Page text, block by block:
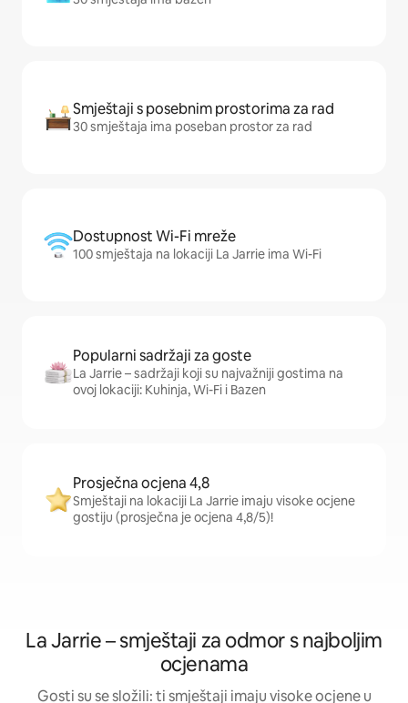
Smještaji s posebnim prostorima za rad
30 smještaja ima poseban prostor za rad
Dostupnost Wi-Fi mreže
100 smještaja na lokaciji La Jarrie ima Wi-Fi
Popularni sadržaji za goste
La Jarrie – sadržaji koji su najvažniji gostima na
ovoj lokaciji: Kuhinja, Wi-Fi i Bazen
Prosječna ocjena 4,8
Smještaji na lokaciji La Jarrie imaju visoke ocjene
gostiju (prosječna je ocjena 4,8/5)!
La Jarrie – smještaji za odmor s najboljim
ocjenama
Gosti su se složili: ti smještaji imaju visoke ocjene u